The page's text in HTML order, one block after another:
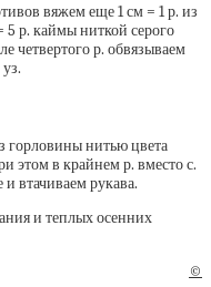
вяжем еще 1 см = 1 р. из
5 р. каймы ниткой серого
четвертого р. обвязываем
горловины нитью цвета
этом в крайнем р. вместо с.
втачиваем рукава.
и теплых осенних
©